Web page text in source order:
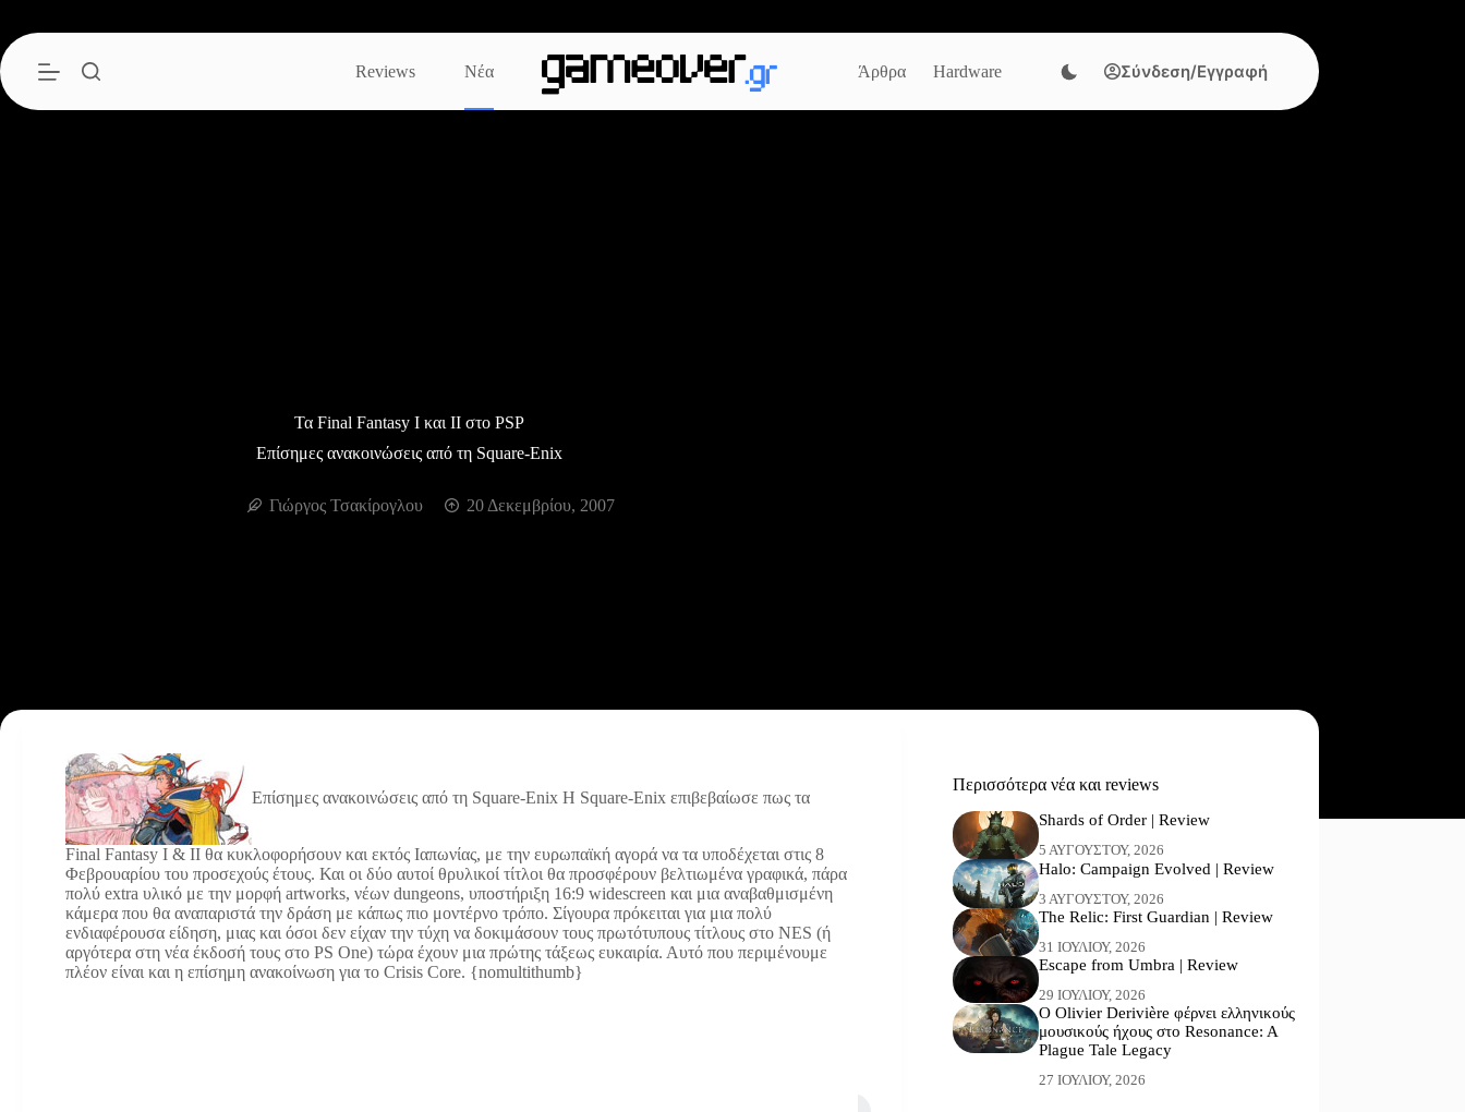
περιεχόμενο
Reviews
Νέα Άρθρα Hardware Σύνδεση/Εγγραφή
Τα Final Fantasy I και II στο PSP
Επίσημες ανακοινώσεις από τη Square-Enix
Γιώργος Τσακίρογλου 20 Δεκεμβρίου, 2007
Επίσημες ανακοινώσεις από τη Square-Enix Η Square-Enix επιβεβαίωσε πως τα
Final Fantasy I & II θα κυκλοφορήσουν και εκτός Ιαπωνίας, με την ευρωπαϊκή αγορά να τα υποδέχεται στις 8
Φεβρουαρίου του προσεχούς έτους. Και οι δύο αυτοί θρυλικοί τίτλοι θα προσφέρουν βελτιωμένα γραφικά, πάρα
πολύ extra υλικό με την μορφή artworks, νέων dungeons, υποστήριξη 16:9 widescreen και μια αναβαθμισμένη
κάμερα που θα αναπαριστά την δράση με κάπως πιο μοντέρνο τρόπο. Σίγουρα πρόκειται για μια πολύ
ενδιαφέρουσα είδηση, μιας και όσοι δεν είχαν την τύχη να δοκιμάσουν τους πρωτότυπους τίτλους στο NES (ή
αργότερα στη νέα έκδοσή τους στο PS One) τώρα έχουν μια πρώτης τάξεως ευκαιρία. Αυτό που περιμένουμε
πλέον είναι και η επίσημη ανακοίνωση για το Crisis Core. {nomultithumb}
Περισσότερα νέα και reviews
Shards of Order | Review
5 ΑΥΓΟΎΣΤΟΥ, 2026
Halo: Campaign Evolved | Review
3 ΑΥΓΟΎΣΤΟΥ, 2026
The Relic: First Guardian | Review
31 ΙΟΥΛΊΟΥ, 2026
Escape from Umbra | Review
29 ΙΟΥΛΊΟΥ, 2026
Ο Olivier Derivière φέρνει ελληνικούς
μουσικούς ήχους στο Resonance: A
Plague Tale Legacy
27 ΙΟΥΛΊΟΥ, 2026